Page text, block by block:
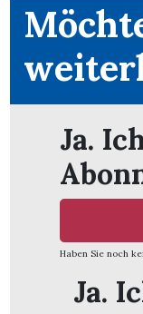
Ja.
Haben Sie noch
Ja.